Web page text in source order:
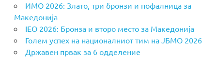
ИМО 2026: Злато, три бронзи и пофалница за
Македонија
IEO 2026: Бронза и второ место за Македонија
Голем успех на националниот тим на ЈБМО 2026
Државен првак за 6 одделение